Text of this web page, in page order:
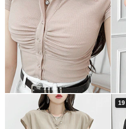
19